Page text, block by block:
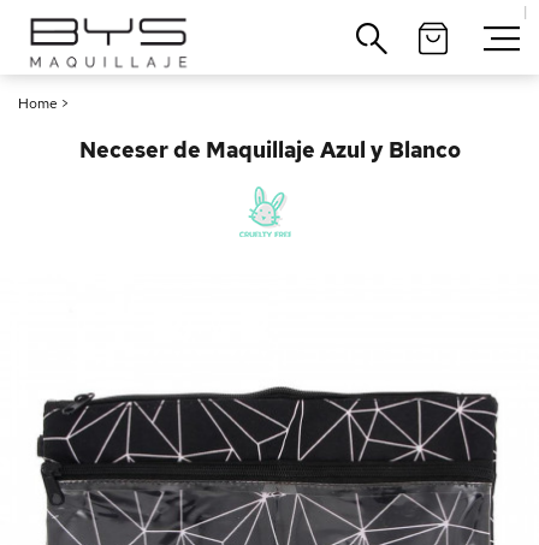
|
Home >
Neceser de Maquillaje Azul y Blanco
Cerrar